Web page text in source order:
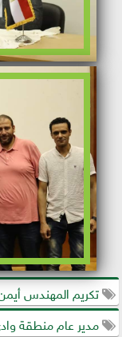
تكريم المهندس
مدير عام منطقة